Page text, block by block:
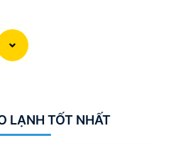
LẠNH TỐT NHẤT